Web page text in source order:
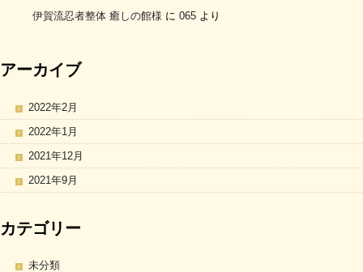
伊賀流忍者整体 癒しの館様 に 065 より
アーカイブ
2022年2月
2022年1月
2021年12月
2021年9月
カテゴリー
未分類